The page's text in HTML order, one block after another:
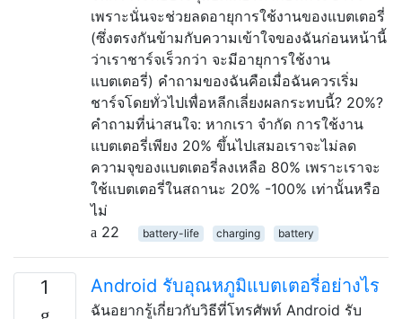
เพราะนั่นจะช่วยลดอายุการใช้งานของแบตเตอรี่
(ซึ่งตรงกันข้ามกับความเข้าใจของฉันก่อนหน้านี้
ว่าเราชาร์จเร็วกว่า จะมีอายุการใช้งาน
แบตเตอรี่) คำถามของฉันคือเมื่อฉันควรเริ่ม
ชาร์จโดยทั่วไปเพื่อหลีกเลี่ยงผลกระทบนี้? 20%?
คำถามที่น่าสนใจ: หากเรา จำกัด การใช้งาน
แบตเตอรี่เพียง 20% ขึ้นไปเสมอเราจะไม่ลด
ความจุของแบตเตอรี่ลงเหลือ 80% เพราะเราจะ
ใช้แบตเตอรี่ในสถานะ 20% -100% เท่านั้นหรือ
ไม่
22
battery-life charging battery
1 Android รับอุณหภูมิแบตเตอรี่อย่างไร
ฉันอยากรู้เกี่ยวกับวิธีที่โทรศัพท์ Android รับ